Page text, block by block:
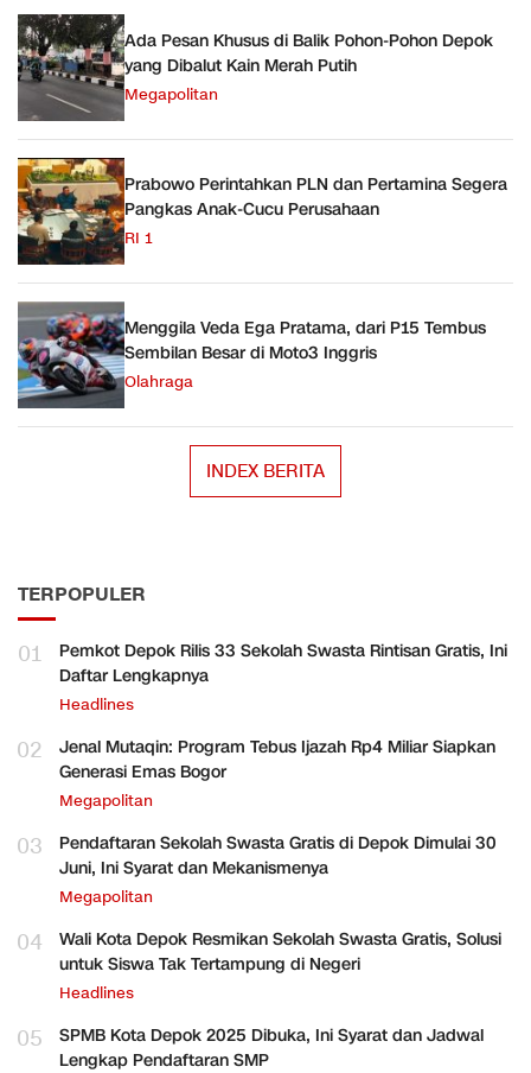
Ada Pesan Khusus di Balik Pohon-Pohon Depok
yang Dibalut Kain Merah Putih
Megapolitan
Prabowo Perintahkan PLN dan Pertamina Segera
Pangkas Anak-Cucu Perusahaan
RI 1
Menggila Veda Ega Pratama, dari P15 Tembus
Sembilan Besar di Moto3 Inggris
Olahraga
INDEX BERITA
TERPOPULER
01
Pemkot Depok Rilis 33 Sekolah Swasta Rintisan Gratis, Ini
Daftar Lengkapnya
Headlines
02
Jenal Mutaqin: Program Tebus Ijazah Rp4 Miliar Siapkan
Generasi Emas Bogor
Megapolitan
03
Pendaftaran Sekolah Swasta Gratis di Depok Dimulai 30
Juni, Ini Syarat dan Mekanismenya
Megapolitan
04
Wali Kota Depok Resmikan Sekolah Swasta Gratis, Solusi
untuk Siswa Tak Tertampung di Negeri
Headlines
05
SPMB Kota Depok 2025 Dibuka, Ini Syarat dan Jadwal
Lengkap Pendaftaran SMP